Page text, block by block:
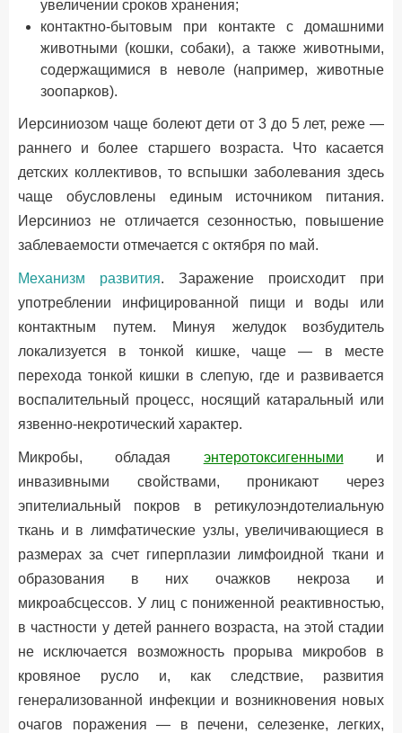
увеличении сроков хранения;
контактно-бытовым при контакте с домашними
животными (кошки, собаки), а также животными,
содержащимися в неволе (например, животные
зоопарков).
Иерсиниозом чаще болеют дети от 3 до 5 лет, реже —
раннего и более старшего возраста. Что касается
детских коллективов, то вспышки заболевания здесь
чаще обусловлены единым источником питания.
Иерсиниоз не отличается сезонностью, повышение
заблеваемости отмечается с октября по май.
Механизм развития. Заражение происходит при
употреблении инфицированной пищи и воды или
контактным путем. Минуя желудок возбудитель
локализуется в тонкой кишке, чаще — в месте
перехода тонкой кишки в слепую, где и развивается
воспалительный процесс, носящий катаральный или
язвенно-некротический характер.
Микробы, обладая энтеротоксигенными и
инвазивными свойствами, проникают через
эпителиальный покров в ретикулоэндотелиальную
ткань и в лимфатические узлы, увеличивающиеся в
размерах за счет гиперплазии лимфоидной ткани и
образования в них очажков некроза и
микроабсцессов. У лиц с пониженной реактивностью,
в частности у детей раннего возраста, на этой стадии
не исключается возможность прорыва микробов в
кровяное русло и, как следствие, развития
генерализованной инфекции и возникновения новых
очагов поражения — в печени, селезенке, легких,